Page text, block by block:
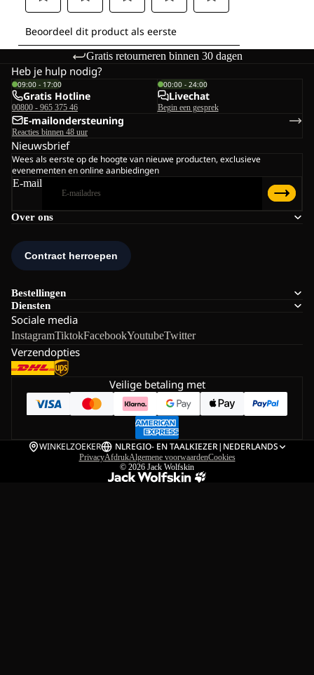
Gratis retourneren binnen 30 dagen
Over ons
Bestellingen
Diensten
Sociale media
InstagramTiktokFacebookYoutubeTwitter
Verzendopties
Heb je hulp nodig?
09:00 - 17:00
Gratis Hotline
00800 - 965 375 46
00:00 - 24:00
Livechat
Begin een gesprek
E-mailondersteuning
Reacties binnen 48 uur
Nieuwsbrief
Wees als eerste op de hoogte van nieuwe producten, exclusieve
evenementen en online aanbiedingen
E-mail
Veilige betaling met
WINKELZOEKER NLREGIO- EN TAALKIEZER| NEDERLANDS
PrivacyAfdrukAlgemene voorwaardenCookies
© 2026 Jack Wolfskin